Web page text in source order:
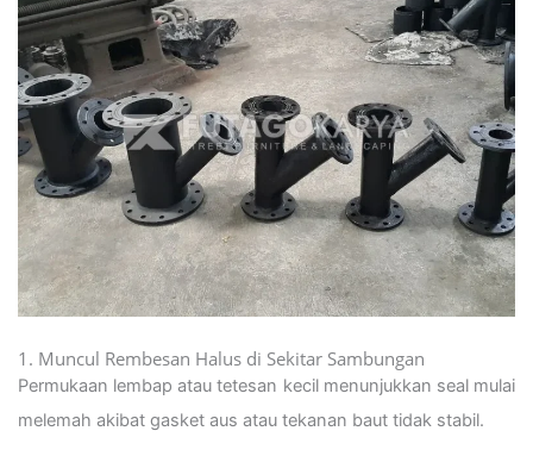
1. Muncul Rembesan Halus di Sekitar Sambungan
Permukaan lembap atau tetesan kecil menunjukkan seal mulai
melemah akibat gasket aus atau tekanan baut tidak stabil.